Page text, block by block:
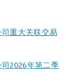
重大关联交易
2026年第二季